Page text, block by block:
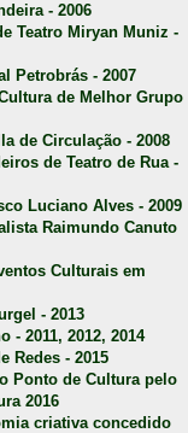
- 2006
Teatro Miryan Muniz -
Petrobrás - 2007
de Melhor Grupo
de Circulação - 2008
de Teatro de Rua -
Luciano Alves - 2009
Raimundo Canuto
Culturais em
- 2013
- 2011, 2012, 2014
Redes - 2015
Ponto de Cultura pelo
2016
criativa concedido